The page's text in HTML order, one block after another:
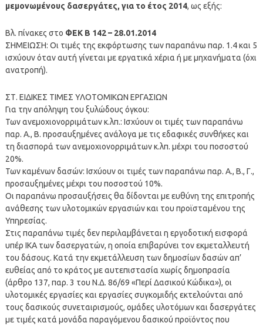
μεμονωμένους δασεργάτες, για το έτος 2014, ως εξής:
Βλ. πίνακες στο ΦΕΚ Β 142 – 28.01.2014
ΣΗΜΕΙΩΣΗ: Οι τιμές της εκφόρτωσης των παραπάνω παρ. 1.4 και 5
ισχύουν όταν αυτή γίνεται με εργατικά χέρια ή με μηχανήματα (όχι
ανατροπή).
ΣΤ. ΕΙΔΙΚΕΣ ΤΙΜΕΣ ΥΛΟΤΟΜΙΚΩΝ ΕΡΓΑΣΙΩΝ
Για την απόληψη του ξυλώδους όγκου:
Των ανεμοχιονορριμάτων κ.λπ.: Ισχύουν οι τιμές των παραπάνω
παρ. Α., Β. προσαυξημένες ανάλογα με τις εδαφικές συνθήκες και
τη διασπορά των ανεμοχιονορριμάτων κ.λπ. μέχρι του ποσοστού
20%.
Των καμένων δασών: Ισχύουν οι τιμές των παραπάνω παρ. Α., Β., Γ.,
προσαυξημένες μέχρι του ποσοστού 10%.
Οι παραπάνω προσαυξήσεις θα δίδονται με ευθύνη της επιτροπής
ανάθεσης των υλοτομικών εργασιών και του προϊσταμένου της
Υπηρεσίας.
Στις παραπάνω τιμές δεν περιλαμβάνεται η εργοδοτική εισφορά
υπέρ ΙΚΑ των δασεργατών, η οποία επιβαρύνει τον εκμεταλλευτή
του δάσους. Κατά την εκμετάλλευση των δημοσίων δασών απ’
ευθείας από το κράτος με αυτεπιστασία χωρίς δημοπρασία
(άρθρο 137, παρ. 3 του Ν.Δ. 86/69 «Περί Δασικού Κώδικα»), οι
υλοτομικές εργασίες και εργασίες συγκομιδής εκτελούνται από
τους δασικούς συνεταιρισμούς, ομάδες υλοτόμων και δασεργάτες
με τιμές κατά μονάδα παραγόμενου δασικού προϊόντος που